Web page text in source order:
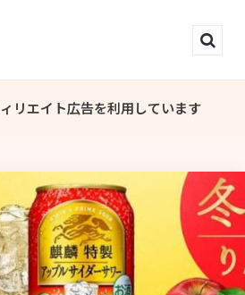
リエイト広告を利用しています